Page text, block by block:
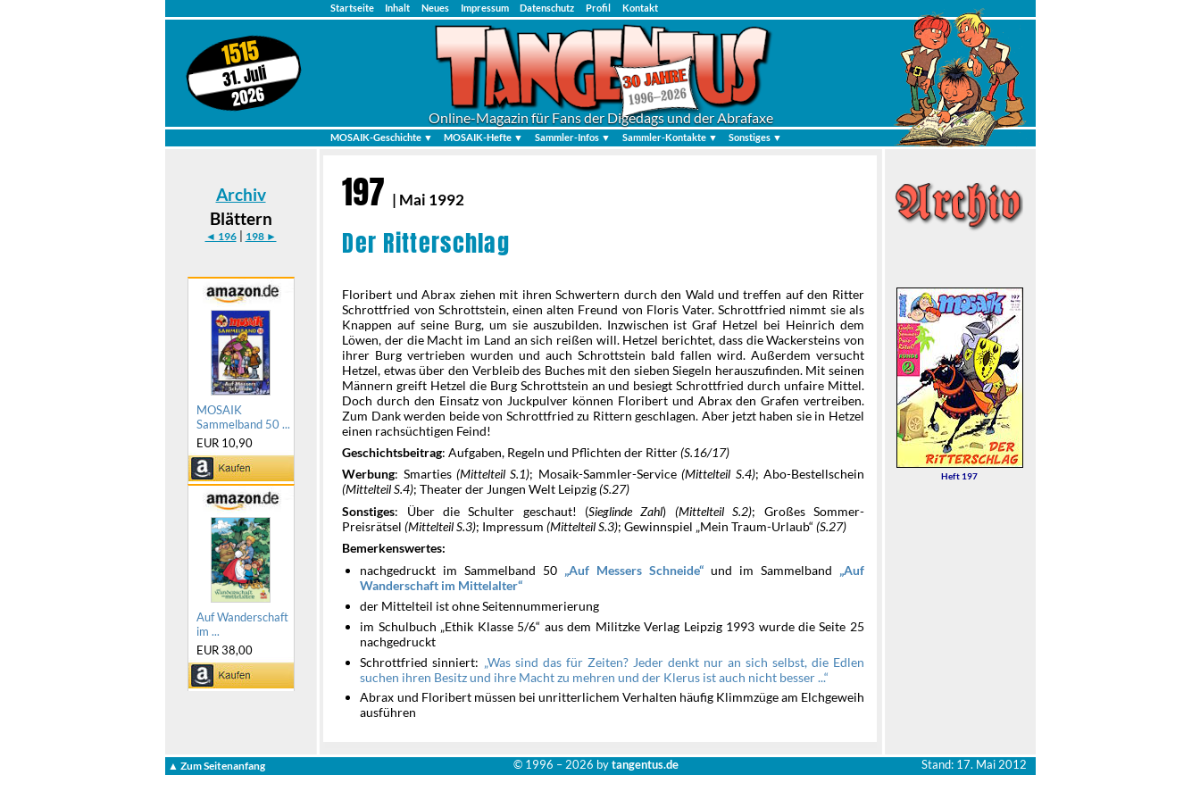
Startseite Inhalt Neues Impressum Datenschutz Profil Kontakt
1515
31. Juli
2026
Online-Magazin für Fans der Digedags und der Abrafaxe
MOSAIK-Geschichte ▼ MOSAIK-Hefte ▼ Sammler-Infos ▼ Sammler-Kontakte ▼ Sonstiges ▼
Archiv
Blättern
◄ 196| 198 ►
MOSAIK
Sammelband 50 ...
EUR 10,90
Auf Wanderschaft
im ...
EUR 38,00
Heft 197
197 | Mai 1992
Der Ritterschlag
Floribert und Abrax ziehen mit ihren Schwertern durch den Wald und treffen auf den Ritter
Schrottfried von Schrottstein, einen alten Freund von Floris Vater. Schrottfried nimmt sie als
Knappen auf seine Burg, um sie auszubilden. Inzwischen ist Graf Hetzel bei Heinrich dem
Löwen, der die Macht im Land an sich reißen will. Hetzel berichtet, dass die Wackersteins von
ihrer Burg vertrieben wurden und auch Schrottstein bald fallen wird. Außerdem versucht
Hetzel, etwas über den Verbleib des Buches mit den sieben Siegeln herauszufinden. Mit seinen
Männern greift Hetzel die Burg Schrottstein an und besiegt Schrottfried durch unfaire Mittel.
Doch durch den Einsatz von Juckpulver können Floribert und Abrax den Grafen vertreiben.
Zum Dank werden beide von Schrottfried zu Rittern geschlagen. Aber jetzt haben sie in Hetzel
einen rachsüchtigen Feind!
Geschichtsbeitrag: Aufgaben, Regeln und Pflichten der Ritter(S.16/17)
Werbung: Smarties(Mittelteil S.1); Mosaik-Sammler-Service(Mittelteil S.4); Abo-Bestellschein
(Mittelteil S.4); Theater der Jungen Welt Leipzig(S.27)
Sonstiges: Über die Schulter geschaut! (Sieglinde Zahl) (Mittelteil S.2); Großes Sommer-
Preisrätsel(Mittelteil S.3); Impressum(Mittelteil S.3); Gewinnspiel „Mein Traum-Urlaub“(S.27)
Bemerkenswertes:
nachgedruckt im Sammelband 50 Auf Messers Schneide und im Sammelband
Auf
Wanderschaft im Mittelalter
der Mittelteil ist ohne Seitennummerierung
im Schulbuch „Ethik Klasse 5/6“ aus dem Militzke Verlag Leipzig 1993 wurde die Seite 25
nachgedruckt
Schrottfried sinniert:
Was sind das für Zeiten? Jeder denkt nur an sich selbst, die Edlen
suchen ihren Besitz und ihre Macht zu mehren und der Klerus ist auch nicht besser ...
Abrax und Floribert müssen bei unritterlichem Verhalten häufig Klimmzüge am Elchgeweih
ausführen
▲ Zum Seitenanfang © 1996 –2026 bytangentus.de Stand: 17. Mai 2012